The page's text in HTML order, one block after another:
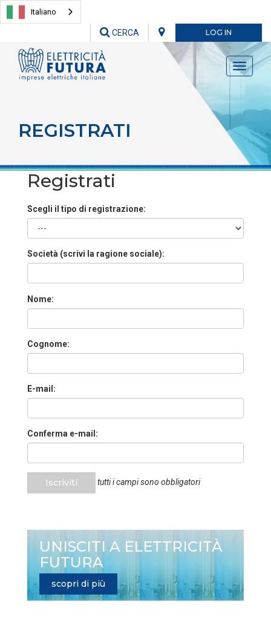
Italiano
LOG IN
CERCA
Toggle
REGISTRATI
Registrati
Scegli il tipo di registrazione:
Società (scrivi la ragione sociale):
Nome:
Cognome:
E-mail:
Conferma e-mail:
Iscriviti tutti i campi sono obbligatori
UNISCITI A ELETTRICITÀ
FUTURA
scopri di più